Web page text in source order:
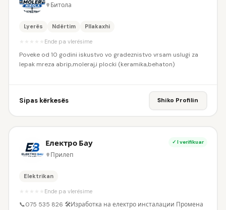
Битола
Lyerës Ndërtim Pllakaxhi
Ende pa vlerësime
Poveke od 10 godini iskustvo vo gradeznistvo vrsam uslugi za
lepak mreza abrip,moleraj,i plocki (keramika,behaton)
Sipas kërkesës Shiko Profilin
Електро Бау
Прилеп
✓ I verifikuar
Elektrikan
Ende pa vlerësime
📞075 535 826 🛠️Изработка на електро инсталации Промена